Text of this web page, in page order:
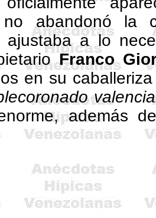
no abandonó la
ajustaba a lo
Franco
en su
además